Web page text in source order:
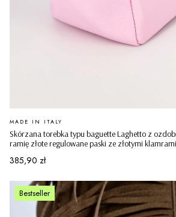
Skórzana torebka typu baguette Laghetto z
ramię złote regulowane paski ze złotymi
PRODUCENT
MADE IN ITALY
Cena
385,90 zł
Bestseller